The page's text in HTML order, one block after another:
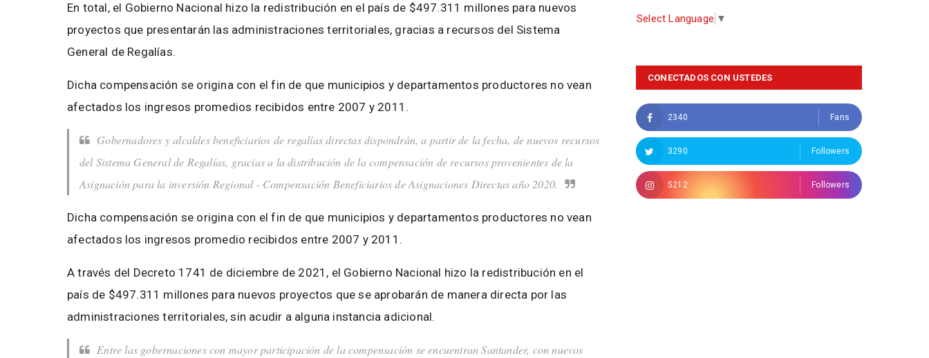
​En total, el Gobierno Nacional hizo la redistribución en el país de $497.311 millones para nuevos
proyectos que presentarán las administraciones territoriales, gracias a recursos del Sistema
General de Regalías.
Dicha compensación se origina con el fin de que municipios y departamentos productores no vean
afectados los ingresos promedios recibidos entre 2007 y 2011.
Gobernadores y alcaldes beneficiarios de regalías directas dispondrán, a partir de la fecha, de nuevos recursos
del Sistema General de Regalías, gracias a la distribución de la compensación de recursos provenientes de la
Asignación para la inversión Regional - Compensación Beneficiarios de Asignaciones Directas año 2020.
Dicha compensación se origina con el fin de que municipios y departamentos productores no vean
afectados los ingresos promedio recibidos entre 2007 y 2011.
A través del Decreto 1741 de diciembre de 2021, el Gobierno Nacional hizo la redistribución en el
país de $497.311 millones para nuevos proyectos que se aprobarán de manera directa por las
administraciones territoriales, sin acudir a alguna instancia adicional.
Entre las gobernaciones con mayor participación de la compensación se encuentran Santander, con nuevos
Select Language ▼
CONECTADOS CON USTEDES
2340 Fans
3290 Followers
5212 Followers